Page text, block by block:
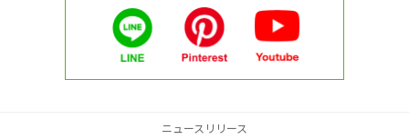
ニュースリリース